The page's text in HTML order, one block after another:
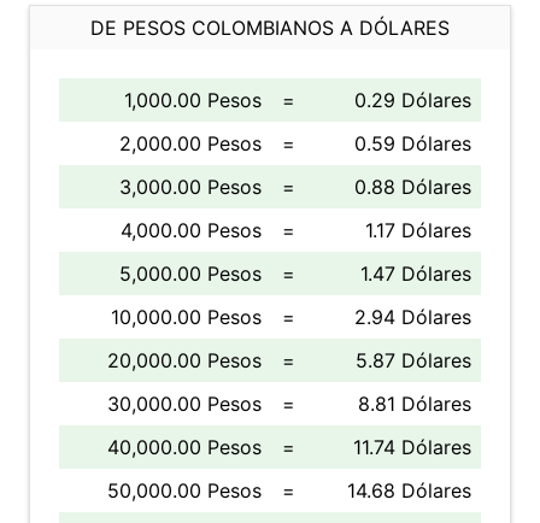
DE PESOS COLOMBIANOS A DÓLARES
1,000.00 Pesos =
0.29 Dólares
2,000.00 Pesos
=
0.59 Dólares
3,000.00 Pesos
=
0.88 Dólares
4,000.00 Pesos
=
1.17 Dólares
5,000.00 Pesos
=
1.47 Dólares
10,000.00 Pesos
=
2.94 Dólares
20,000.00 Pesos
=
5.87 Dólares
30,000.00 Pesos
=
8.81 Dólares
40,000.00 Pesos
=
11.74 Dólares
50,000.00 Pesos
=
14.68 Dólares